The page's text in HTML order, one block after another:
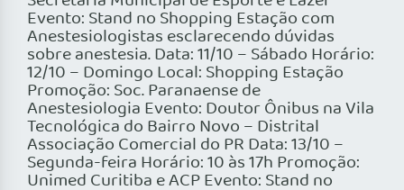
Evento: Stand no Shopping Estação com
Anestesiologistas esclarecendo dúvidas
sobre anestesia. Data: 11/10 – Sábado Horário:
12/10 – Domingo Local: Shopping Estação
Promoção: Soc. Paranaense de
Anestesiologia Evento: Doutor Ônibus na Vila
Tecnológica do Bairro Novo – Distrital
Associação Comercial do PR Data: 13/10 –
Segunda-feira Horário: 10 às 17h Promoção:
Unimed Curitiba e ACP Evento: Stand no